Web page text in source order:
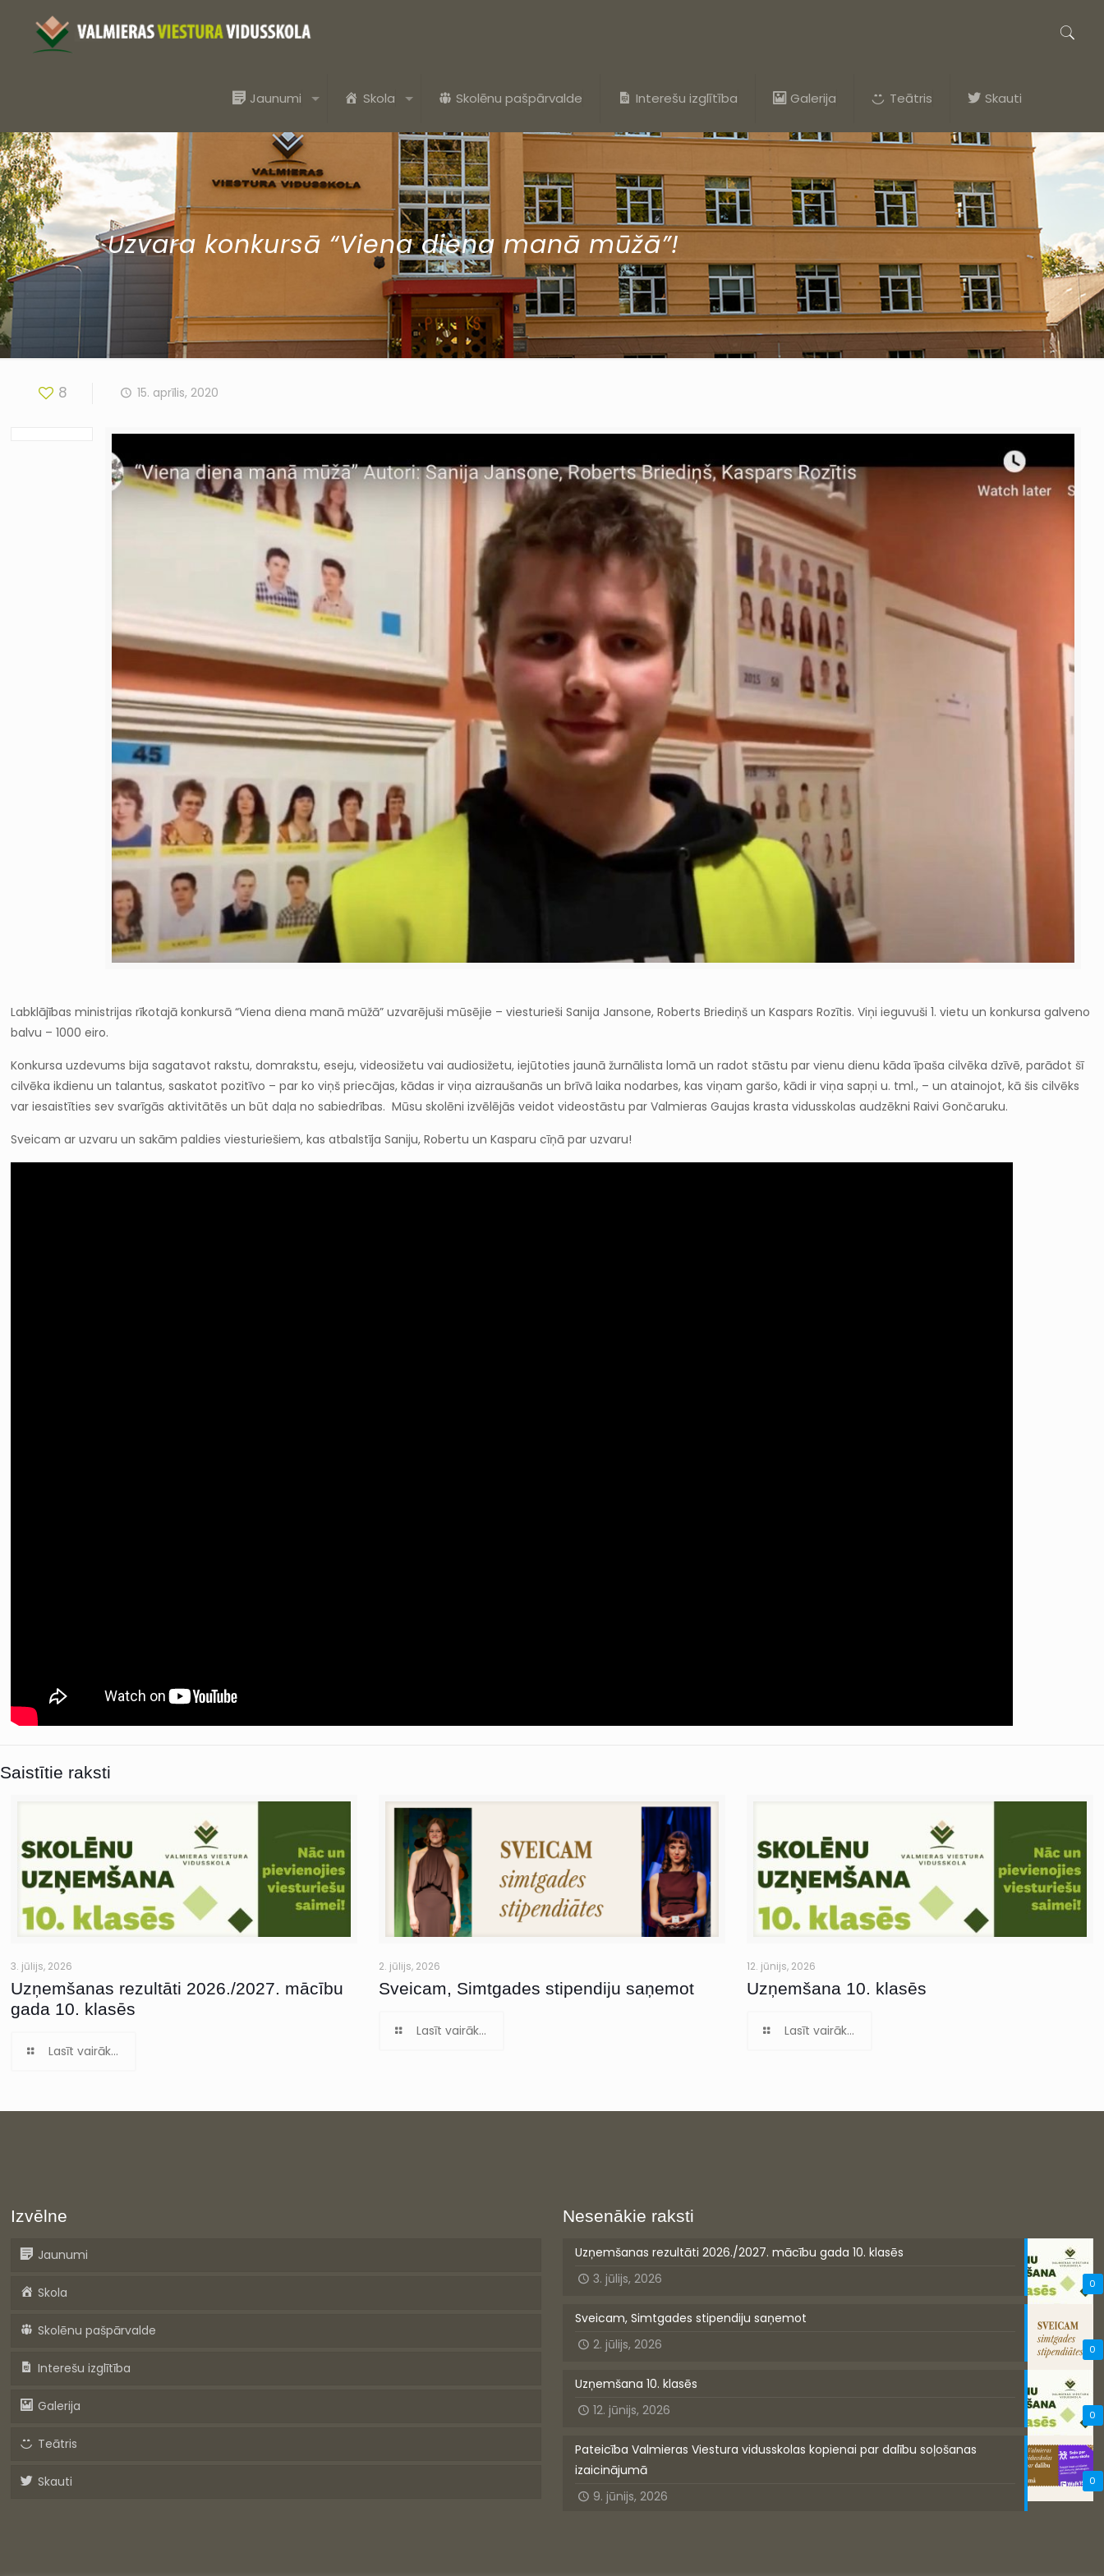
Jaunumi Skola Skolēnu pašpārvalde Interešu izglītība Galerija Teātris Skauti
Uzvara konkursā “Viena diena manā mūžā”!
8 15. aprīlis, 2020
Labklājības ministrijas rīkotajā konkursā “Viena diena manā mūžā” uzvarējuši mūsējie – viesturieši Sanija Jansone, Roberts Briediņš un Kaspars Rozītis. Viņi ieguvuši 1. vietu un konkursa galveno
balvu – 1000 eiro.
Konkursa uzdevums bija sagatavot rakstu, domrakstu, eseju, videosižetu vai audiosižetu, iejūtoties jaunā žurnālista lomā un radot stāstu par vienu dienu kāda īpaša cilvēka dzīvē, parādot šī
cilvēka ikdienu un talantus, saskatot pozitīvo – par ko viņš priecājas, kādas ir viņa aizraušanās un brīvā laika nodarbes, kas viņam garšo, kādi ir viņa sapņi u. tml., – un atainojot, kā šis cilvēks
var iesaistīties sev svarīgās aktivitātēs un būt daļa no sabiedrības. Mūsu skolēni izvēlējās veidot videostāstu par Valmieras Gaujas krasta vidusskolas audzēkni Raivi Gončaruku.
Sveicam ar uzvaru un sakām paldies viesturiešiem, kas atbalstīja Saniju, Robertu un Kasparu cīņā par uzvaru!
Saistītie raksti
3. jūlijs, 2026
Uzņemšanas rezultāti 2026./2027. mācību
gada 10. klasēs
Lasīt vairāk...
2. jūlijs, 2026
Sveicam, Simtgades stipendiju saņemot
Lasīt vairāk...
12. jūnijs, 2026
Uzņemšana 10. klasēs
Lasīt vairāk...
Izvēlne
Jaunumi
Skola
Skolēnu pašpārvalde
Interešu izglītība
Galerija
Teātris
Skauti
Nesenākie raksti
0
Uzņemšanas rezultāti 2026./2027. mācību gada 10. klasēs
3. jūlijs, 2026
0
Sveicam, Simtgades stipendiju saņemot
2. jūlijs, 2026
0
Uzņemšana 10. klasēs
12. jūnijs, 2026
0
Pateicība Valmieras Viestura vidusskolas kopienai par dalību soļošanas
izaicinājumā
9. jūnijs, 2026